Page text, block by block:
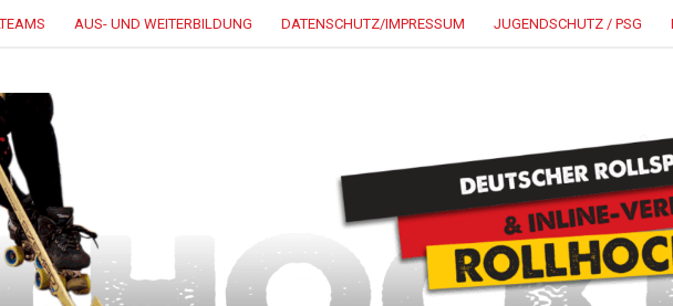
AUS- UND WEITERBILDUNG DATENSCHUTZ/IMPRESSUM JUGENDSCHUTZ / PSG